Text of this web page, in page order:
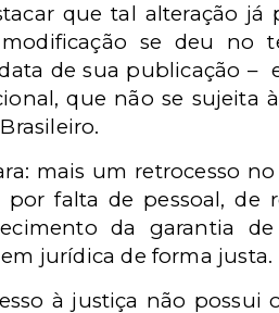
que tal alteração já
se deu no
de sua publicação –
que não se sujeita
mais um retrocesso
falta de pessoal, de
da garantia
jurídica de forma justa.
à justiça não possui